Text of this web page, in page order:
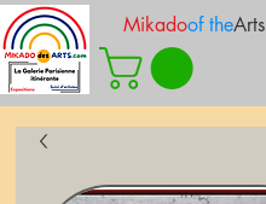
Mikadoof theArts